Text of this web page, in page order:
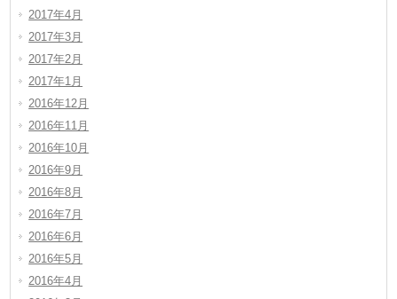
2017年4月
2017年3月
2017年2月
2017年1月
2016年12月
2016年11月
2016年10月
2016年9月
2016年8月
2016年7月
2016年6月
2016年5月
2016年4月